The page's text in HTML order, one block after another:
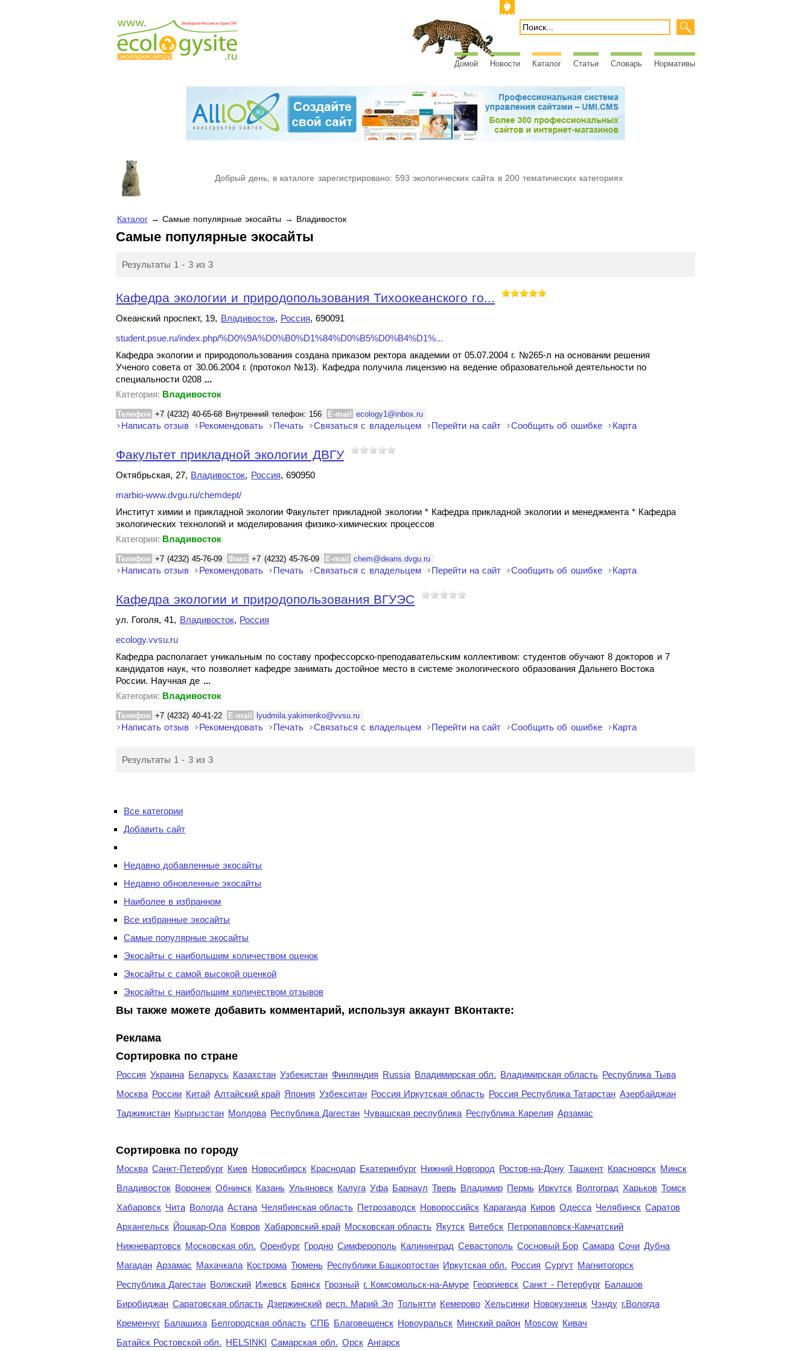
Домой Новости Каталог Статьи Словарь Нормативы
Добрый день, в каталоге зарегистрировано: 593 экологических сайта в 200 тематических категориях
Каталог→ Самые популярные экосайты → Владивосток
Самые популярные экосайты
Результаты 1 - 3 из 3
Кафедра экологии и природопользования Тихоокеанского го...
Океанский проспект, 19, Владивосток, Россия, 690091
student.psue.ru/index.php/%D0%9A%D0%B0%D1%84%D0%B5%D0%B4%D1%...
Кафедра экологии и природопользования создана приказом ректора академии от 05.07.2004 г. №265-л на основании решения
Ученого совета от 30.06.2004 г. (протокол №13). Кафедра получила лицензию на ведение образовательной деятельности по
специальности 0208 ...
Категория: Владивосток
Телефон +7 (4232) 40-65-68 Внутренний телефон: 156 E-mail ecology1@inbox.ru
Написать отзыв Рекомендовать Печать Связаться с владельцем Перейти на сайт Сообщить об ошибке Карта
Факультет прикладной экологии ДВГУ
Октябрьская, 27, Владивосток, Россия, 690950
marbio-www.dvgu.ru/chemdept/
Институт химии и прикладной экологии Факультет прикладной экологии * Кафедра прикладной экологии и менеджмента * Кафедра
экологических технологий и моделирования физико-химических процессов
Категория: Владивосток
Телефон +7 (4232) 45-76-09 Факс +7 (4232) 45-76-09 E-mail chem@deans.dvgu.ru
Написать отзыв Рекомендовать Печать Связаться с владельцем Перейти на сайт Сообщить об ошибке Карта
Кафедра экологии и природопользования ВГУЭС
ул. Гоголя, 41, Владивосток, Россия
ecology.vvsu.ru
Кафедра располагает уникальным по составу профессорско-преподавательским коллективом: студентов обучают 8 докторов и 7
кандидатов наук, что позволяет кафедре занимать достойное место в системе экологического образования Дальнего Востока
России. Научная де ...
Категория: Владивосток
Телефон +7 (4232) 40-41-22 E-mail lyudmila.yakimenko@vvsu.ru
Написать отзыв Рекомендовать Печать Связаться с владельцем Перейти на сайт Сообщить об ошибке Карта
Результаты 1 - 3 из 3
Все категории
Добавить сайт
Недавно добавленные экосайты
Недавно обновленные экосайты
Наиболее в избранном
Все избранные экосайты
Самые популярные экосайты
Экосайты с наибольшим количеством оценок
Экосайты с самой высокой оценкой
Экосайты с наибольшим количеством отзывов
Вы также можете добавить комментарий, используя аккаунт ВКонтакте:
Реклама
Сортировка по стране
Россия Украина Беларусь Казахстан Узбекистан Финляндия Russia Владимирская обл. Владимирская область Республика Тыва
Москва России Китай Алтайский край Япония Узбекситан Россия Иркутская область Россия Республика Татарстан Азербайджан
Таджикистан Кыргызстан Молдова Республика Дагестан Чувашская республика Республика Карелия Арзамас
Cортировка по городу
Москва Санкт-Петербург Киев Новосибирск Краснодар Екатеринбург Нижний Новгород Ростов-на-Дону Ташкент Красноярск Минск
Владивосток Воронеж Обнинск Казань Ульяновск Калуга Уфа Барнаул Тверь Владимир Пермь Иркутск Волгоград Харьков Томск
Хабаровск Чита Вологда Астана Челябинская область Петрозаводск Новороссийск Караганда Киров Одесса Челябинск Саратов
Архангельск Йошкар-Ола Ковров Хабаровский край Московская область Якутск Витебск Петропавловск-Камчатский
Нижневартовск Московская обл. Оренбург Гродно Симферополь Калининград Севастополь Сосновый Бор Самара Сочи Дубна
Магадан Арзамас Махачкала Кострома Тюмень Республики Башкортостан Иркутская обл. Россия Сургут Магнитогорск
Республика Дагестан Волжский Ижевск Брянск Грозный г. Комсомольск-на-Амуре Георгиевск Санкт - Петербург Балашов
Биробиджан Саратовская область Дзержинский респ. Марий Эл Тольятти Кемерово Хельсинки Новокузнецк Чэнду г.Вологда
Кременчуг Балашиха Белгородская область СПБ Благовещенск Новоуральск Минский район Moscow Кивач
Батайск Ростовской обл. HELSINKI Самарская обл. Орск Ангарск